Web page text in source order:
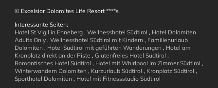
Wellness und
Wohlbefinden
© Excelsior Dolomites Life Resort ****s
Interessante Seiten:
Hotel St Vigil in Enneberg , Wellnesshotel Südtirol , Hotel Dolomiten
Adults Only , Wellnesshotel Südtirol mit Kindern , Familienurlaub
Dolomiten , Hotel Südtirol mit geführten Wanderungen , Hotel am
Kronplatz direkt an der Piste , Glutenfreies Hotel Südtirol ,
Romantisches Hotel Südtirol , Hotel mit Whirlpool im Zimmer Südtirol ,
Winterwandern Dolomiten , Kurzurlaub Südtirol , Kronplatz Südtirol ,
Sporthotel Dolomiten , Hotel mit Fitnessstudio Südtirol